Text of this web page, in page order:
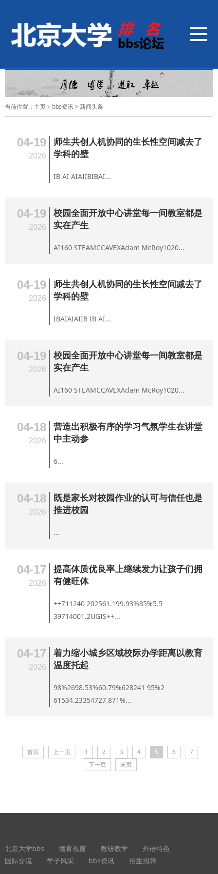
导
航
换
当前位置： 主页> bbs资讯> 新闻头条
04-19
2026
师生共创人机协同的生长性空间减去了
学科的壁
IB AI AIAIIBIBAI...
04-19
2026
校园全面开放中心讲堂每一间教室都是
实在产生
AI160 STEAMCCAVEXAdam McRoy1020...
04-19
2026
师生共创人机协同的生长性空间减去了
学科的壁
IBAIAIAIIB IB AI...
04-19
2026
校园全面开放中心讲堂每一间教室都是
实在产生
AI160 STEAMCCAVEXAdam McRoy1020...
04-18
2026
营造出积极有序的学习气氛学生在讲堂
中主动参
6...
04-18
2026
既是家长对校园作业的认可与信任也是
推进校园
...
04-17
2026
提高体质优良率上继续发力让孩子们拥
有健旺体
++711240 202561.199.93%85%5.5
39714001.2UGIS++...
04-17
2026
着力缩小城乡区域校际办学距离以教育
温度托起
98%2698.53%60.79%628241 95%2
61534.23354727.871%...
首页 上一页 1 2 3 4 5 6
7
下一页
末页
北京大学bbs 德育视窗 教研教学
外语特色
国际交流
学子风采 bbs资讯 招生招聘